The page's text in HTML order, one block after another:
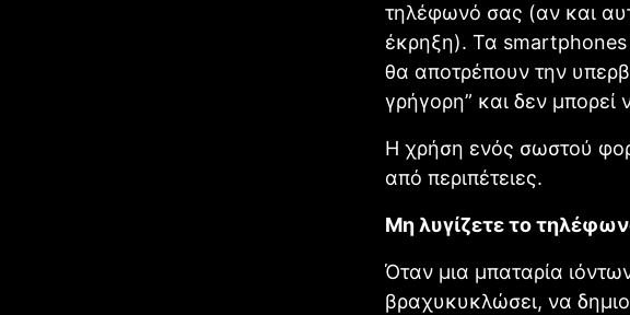
τηλέφωνό σας (αν και
έκρηξη). Τα smartphones
θα αποτρέπουν την
γρήγορη” και δεν μπορεί
Η χρήση ενός σωστού
από περιπέτειες.
Μη λυγίζετε το
Όταν μια μπαταρία
βραχυκυκλώσει, να